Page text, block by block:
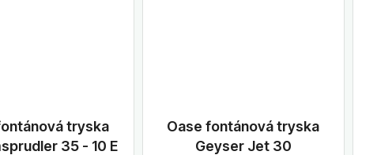
tryska
35 - 10 E
Oase fontánová tryska
Geyser Jet 30